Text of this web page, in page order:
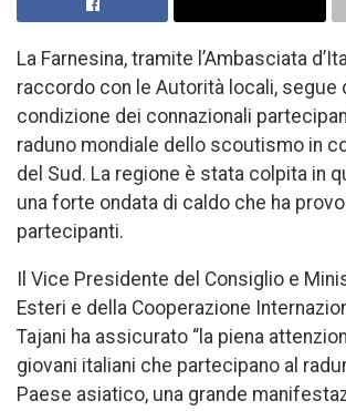
La Farnesina, tramite l’Ambasciata
raccordo con le Autorità locali, segue
condizione dei connazionali
raduno mondiale dello scoutismo in
del Sud. La regione è stata colpita in
una forte ondata di caldo che ha
partecipanti.
Il Vice Presidente del Consiglio e
Esteri e della Cooperazione
Tajani ha assicurato “la piena
giovani italiani che partecipano al
Paese asiatico, una grande